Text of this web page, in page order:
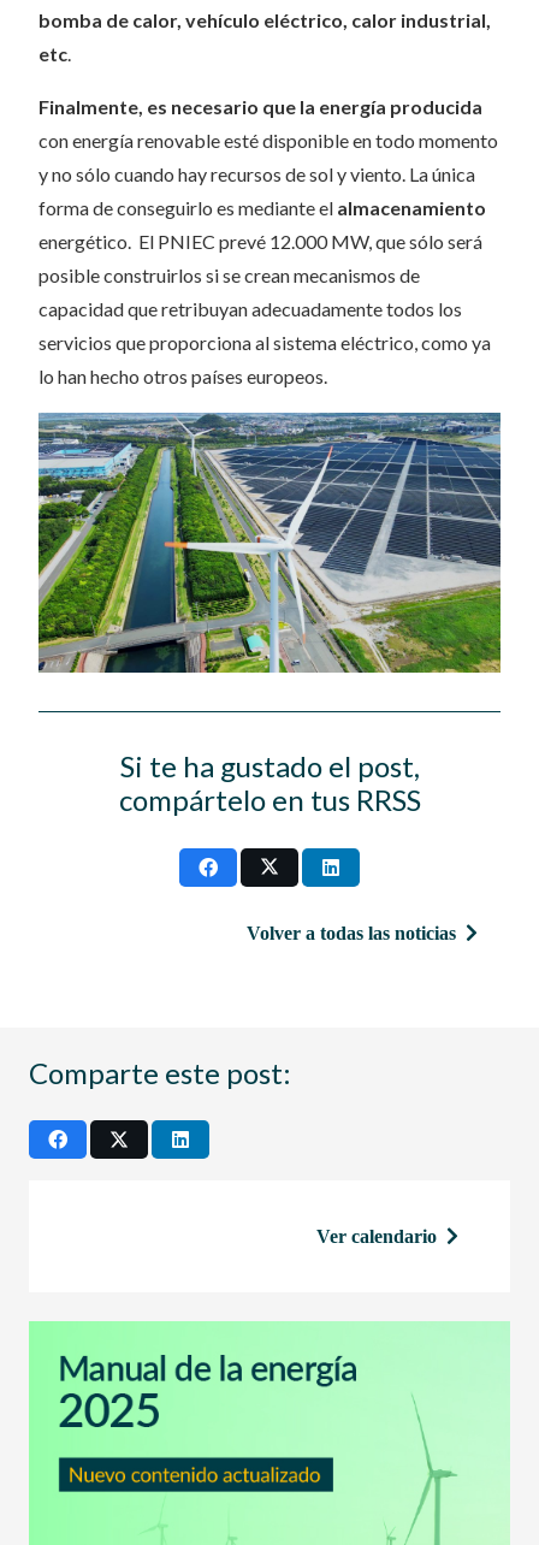
bomba de calor, vehículo eléctrico, calor industrial,
etc.
Finalmente, es necesario que la energía producida
con energía renovable esté disponible en todo momento
y no sólo cuando hay recursos de sol y viento. La única
forma de conseguirlo es mediante el almacenamiento
energético. El PNIEC prevé 12.000 MW, que sólo será
posible construirlos si se crean mecanismos de
capacidad que retribuyan adecuadamente todos los
servicios que proporciona al sistema eléctrico, como ya
lo han hecho otros países europeos.
Si te ha gustado el post,
compártelo en tus RRSS
Volver a todas las noticias
Comparte este post:
Ver calendario